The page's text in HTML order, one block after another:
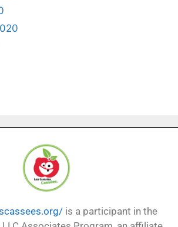
is a participant in the